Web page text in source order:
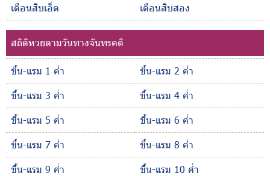
เดือนสิบเอ็ด
เดือนสิบสอง
สถิติหวยตามวันทางจันทรคติ
ขึ้น-แรม 1 ค่ำ
ขึ้น-แรม 2 ค่ำ
ขึ้น-แรม 3 ค่ำ
ขึ้น-แรม 4 ค่ำ
ขึ้น-แรม 5 ค่ำ
ขึ้น-แรม 6 ค่ำ
ขึ้น-แรม 7 ค่ำ
ขึ้น-แรม 8 ค่ำ
ขึ้น-แรม 9 ค่ำ
ขึ้น-แรม 10 ค่ำ